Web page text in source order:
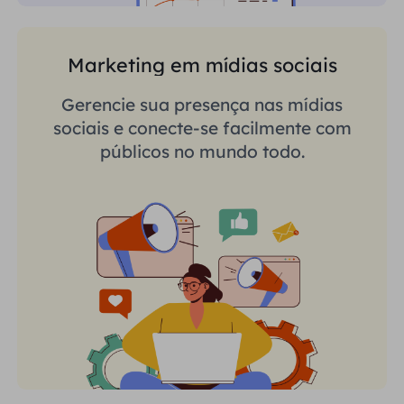
Marketing em mídias sociais
Gerencie sua presença nas mídias
sociais e conecte-se facilmente com
públicos no mundo todo.